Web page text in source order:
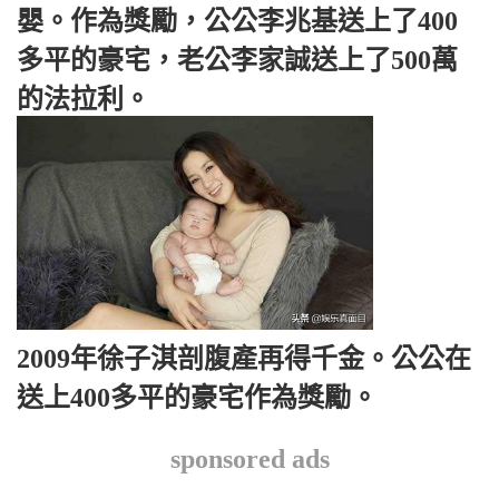
嬰。作為獎勵，公公李兆基送上了400
多平的豪宅，老公李家誠送上了500萬
的法拉利。
2009年徐子淇剖腹產再得千金。公公在
送上400多平的豪宅作為獎勵。
sponsored ads